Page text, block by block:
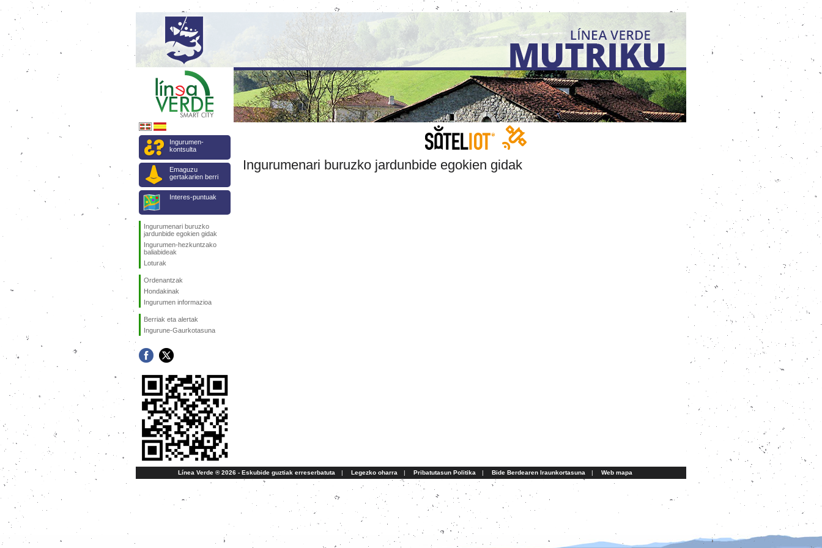
Ingurumen-
kontsulta
Emaguzu
gertakarien berri
Interes-puntuak
Ingurumenari buruzko
jardunbide egokien gidak
Ingurumen-hezkuntzako
baliabideak
Loturak
Ordenantzak
Hondakinak
Ingurumen informazioa
Berriak eta alertak
Ingurune-Gaurkotasuna
Ingurumenari buruzko jardunbide egokien gidak
Línea Verde ® 2026 - Eskubide guztiak erreserbatuta | Legezko oharra | Pribatutasun Politika | Bide Berdearen Iraunkortasuna | Web mapa